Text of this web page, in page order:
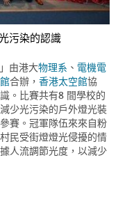
污染的認識
」由港大物理系 、 電機電
合辦， 香港太空館協
。比賽共有8 間學校的
少光污染的戶外燈光裝
賽。冠軍隊伍來來自粉
民受街燈燈光侵擾的情
人流調節光度，以減少